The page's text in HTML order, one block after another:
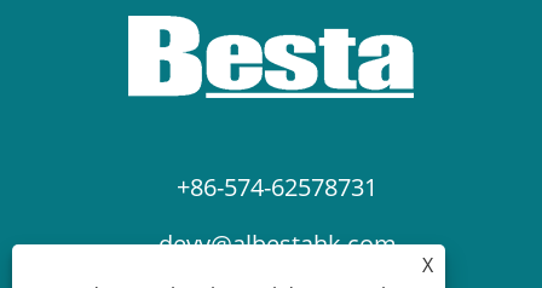
+86-574-62578731
devy@albestahk.com
X